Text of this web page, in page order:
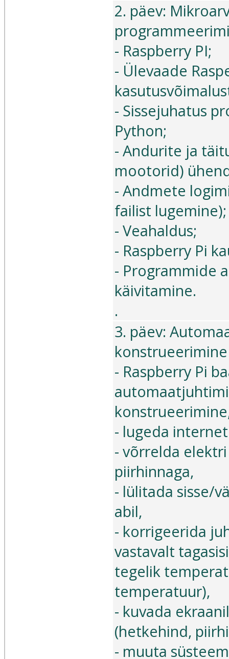
2. päev:
- Raspberry PI;
- Ülevaade
- Sissejuhatus
Python;
- Andurite ja
mootorid)
- Andmete
failist lugemine);
- Veahaldus;
- Raspberry Pi
- Programmide
käivitamine.
.
3. päev:
- Raspberry Pi
- lugeda
- võrrelda
piirhinnaga,
- lülitada sisse/
abil,
- korrigeerida
vastavalt
tegelik
temperatuur),
- kuvada
(hetkehind,
- muuta